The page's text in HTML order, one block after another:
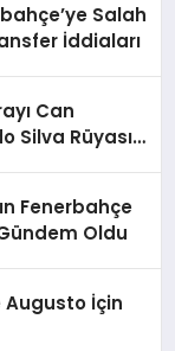
Salah
İddiaları
Can
Silva Rüyası
Fenerbahçe
Oldu
Augusto İçin